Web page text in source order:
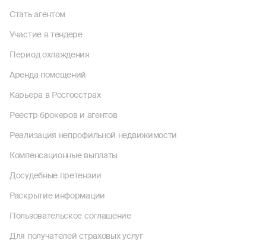
Стать агентом
Участие в тендере
Период охлаждения
Аренда помещений
Карьера в Росгосстрах
Реестр брокеров и агентов
Реализация непрофильной недвижимости
Компенсационные выплаты
Досудебные претензии
Раскрытие информации
Пользовательское соглашение
Для получателей страховых услуг